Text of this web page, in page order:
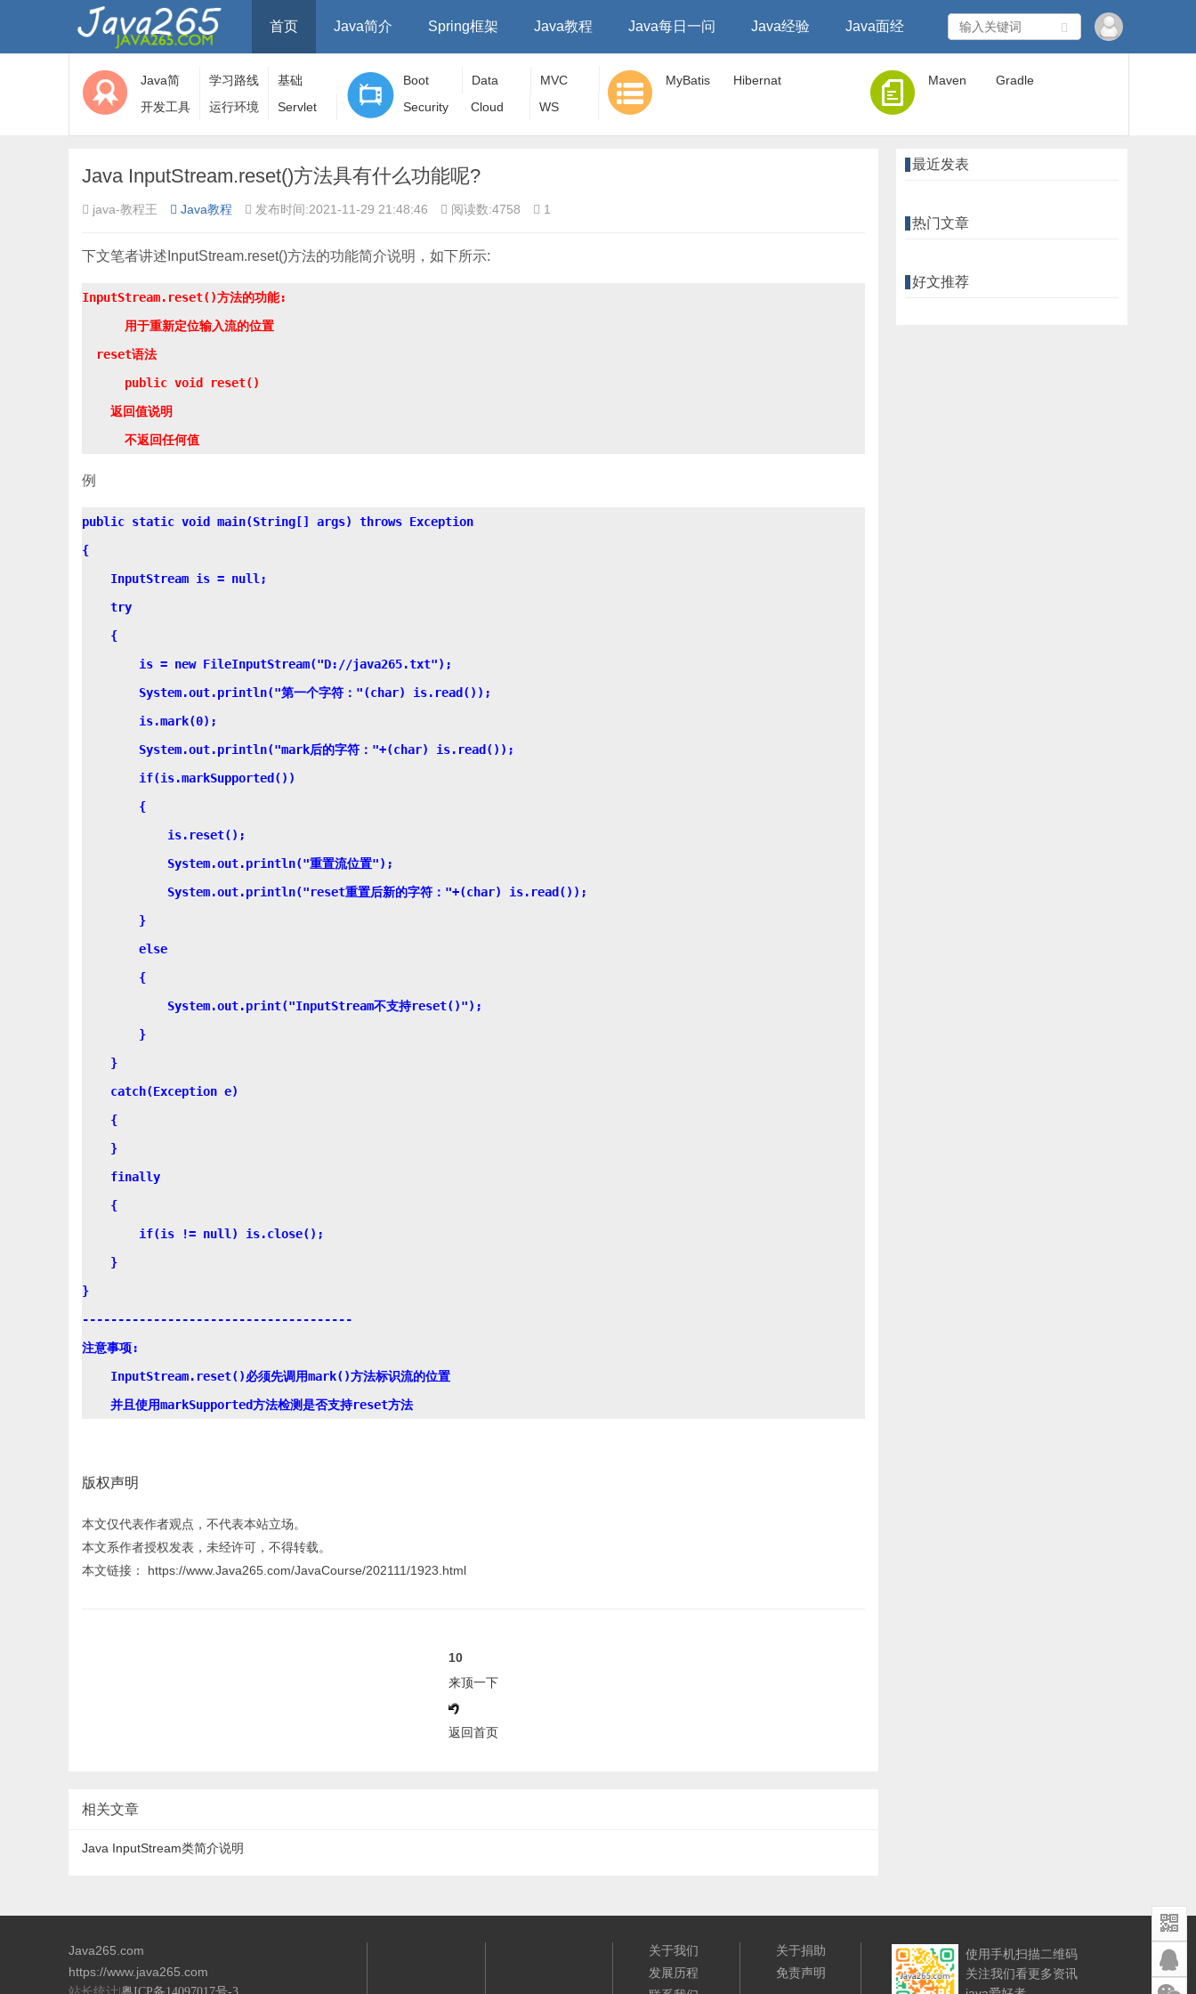
首页 Java简介 Spring框架 Java教程 Java每日一问 Java经验 Java面经
Java简
介
学习路线
基础
开发工具
运行环境 Servlet
Boot Data
MVC
Security
Cloud WS
MyBatis
Hibernat
Maven Gradle
Java InputStream.reset()方法具有什么功能呢?
java-教程王 Java教程 发布时间:2021-11-29 21:48:46 阅读数:4758 1
下文笔者讲述InputStream.reset()方法的功能简介说明，如下所示:
InputStream.reset()方法的功能:
      用于重新定位输入流的位置
  reset语法
      public void reset()
    返回值说明
例
public static void main(String[] args) throws Exception
{
    InputStream is = null;
    try
    {
        is = new FileInputStream("D://java265.txt");
        System.out.println("第一个字符："(char) is.read());
        is.mark(0);
        System.out.println("mark后的字符："+(char) is.read());
        if(is.markSupported())
        {
            is.reset();
            System.out.println("重置流位置");
            System.out.println("reset重置后新的字符："+(char) is.read());
        }
        else
        {
            System.out.print("InputStream不支持reset()");
        }
    }
    catch(Exception e)
    {
    }
    finally
    {
        if(is != null) is.close();
    }
}
--------------------------------------
注意事项:
    InputStream.reset()必须先调用mark()方法标识流的位置
版权声明
本文仅代表作者观点，不代表本站立场。
本文系作者授权发表，未经许可，不得转载。
本文链接： https://www.Java265.com/JavaCourse/202111/1923.html
10
来顶一下
返回首页
相关文章
Java InputStream类简介说明
最近发表
热门文章
好文推荐
Java265.com
https://www.java265.com
关于我们
发展历程
关于捐助
免责声明
使用手机扫描二维码
关注我们看更多资讯